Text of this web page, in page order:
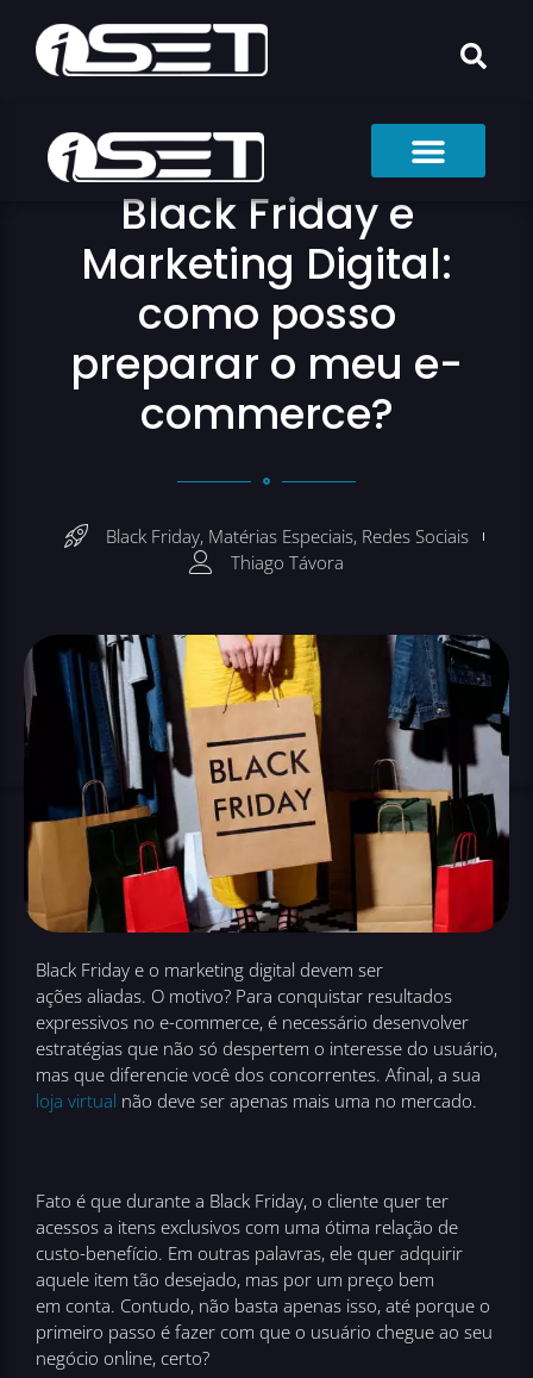
Black Friday e
Marketing Digital:
como posso
preparar o meu e-
commerce?
Black Friday, Matérias Especiais, Redes Sociais
Thiago Távora
Black Friday e o marketing digital devem ser
ações aliadas. O motivo? Para conquistar resultados
expressivos no e-commerce, é necessário desenvolver
estratégias que não só despertem o interesse do usuário,
mas que diferencie você dos concorrentes. Afinal, a sua
loja virtual não deve ser apenas mais uma no mercado.
Fato é que durante a Black Friday, o cliente quer ter
acessos a itens exclusivos com uma ótima relação de
custo-benefício. Em outras palavras, ele quer adquirir
aquele item tão desejado, mas por um preço bem
em conta. Contudo, não basta apenas isso, até porque o
primeiro passo é fazer com que o usuário chegue ao seu
negócio online, certo?